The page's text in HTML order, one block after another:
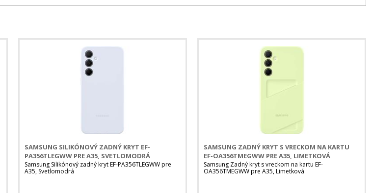
SAMSUNG SILIKÓNOVÝ ZADNÝ KRYT EF-
PA356TLEGWW PRE A35, SVETLOMODRÁ
Samsung Silikónový zadný kryt EF-PA356TLEGWW pre
A35, Svetlomodrá
SAMSUNG ZADNÝ KRYT S VRECKOM NA KARTU
EF-OA356TMEGWW PRE A35, LIMETKOVÁ
Samsung Zadný kryt s vreckom na kartu EF-
OA356TMEGWW pre A35, Limetková